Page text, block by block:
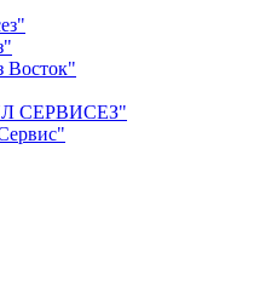
СЕРВИСЕЗ"